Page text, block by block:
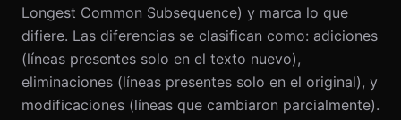
Longest Common Subsequence) y marca lo que
difiere. Las diferencias se clasifican como: adiciones
(líneas presentes solo en el texto nuevo),
eliminaciones (líneas presentes solo en el original), y
modificaciones (líneas que cambiaron parcialmente).